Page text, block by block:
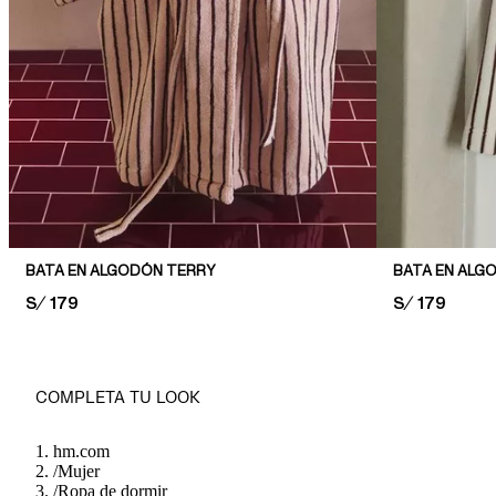
BATA EN ALGODÓN TERRY
PRICE:
S/ 179
BATA EN
PRICE:
S/ 179
COMPLETA TU LOOK
hm.com
/Mujer
/Ropa de dormir